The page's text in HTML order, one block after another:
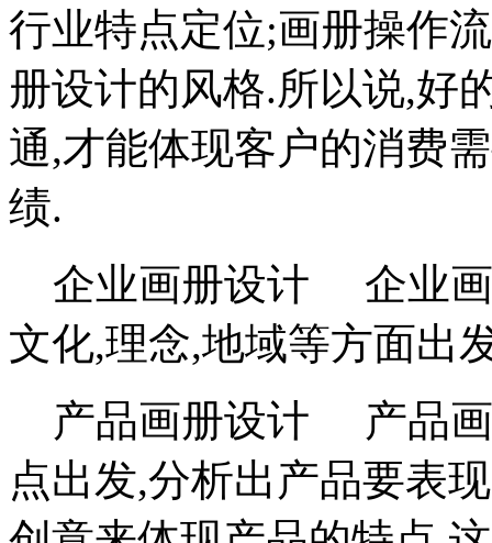
行业特点定位;画册操作
册设计的风格.所以说,好
通,才能体现客户的消费
绩.
企业画册设计 企业画
文化,理念,地域等方面
产品画册设计 产品画
点出发,分析出产品要表